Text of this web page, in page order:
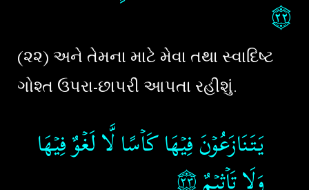
۝٢٢
(૨૨) અને તેમના માટે મેવા તથા સ્વાદિષ્ટ
ગોશ્ત ઉપરા-છાપરી આપતા રહીશું.
يَـتَـنَازَعُوۡنَ فِيۡهَا كَاۡسًا لَّا لَغۡوٌ فِيۡهَا